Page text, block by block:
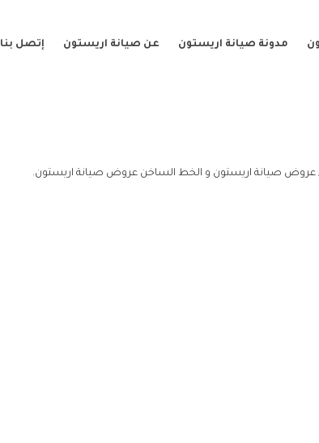
مدونة صيانة اريستون عن صيانة اريستون إتصل بنا
عروض صيانة اريستون و الخط الساخن عروض صيانة اريستون.